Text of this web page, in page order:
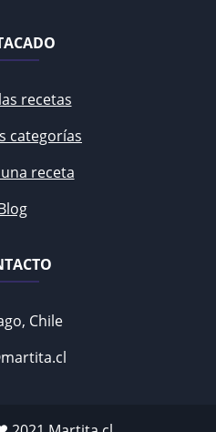
recetas
categorías
receta
Chile